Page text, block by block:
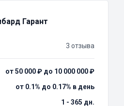
Гарант
3 отзыва
от 50 000 ₽ до 10 000 000 ₽
от 0.1% до 0.17% в день
1 - 365 дн.